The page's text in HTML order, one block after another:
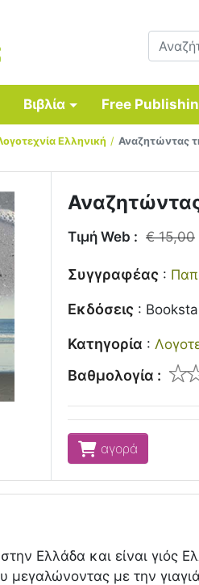
Βιβλία Free
Ελληνική Αναζητώντας
Τιμή Web : € 15,00
Συγγραφέας :
Εκδόσεις :
Κατηγορία :
Βαθμολογία :
αγορά
Ελλάδα και είναι
μεγαλώνοντας με την